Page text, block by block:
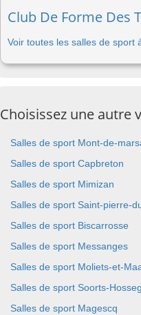
Club De Forme Des
Voir toutes les salles de sport
Choisissez une autre
Salles de sport Mont-de-
Salles de sport Capbreton
Salles de sport Mimizan
Salles de sport Saint-pierre-
Salles de sport Biscarrosse
Salles de sport Messanges
Salles de sport Moliets-et-
Salles de sport Soorts-
Salles de sport Magescq